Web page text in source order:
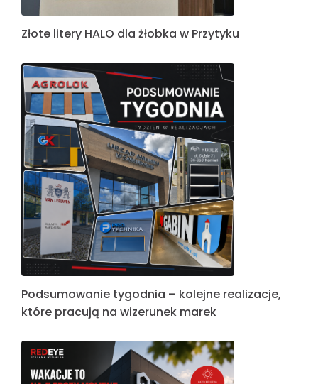
Złote litery HALO dla żłobka w Przytyku
Podsumowanie tygodnia – kolejne realizacje,
które pracują na wizerunek marek